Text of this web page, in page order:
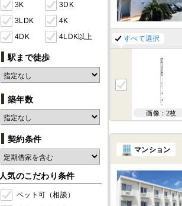
3K
3DK
3LDK
4K
4DK
4LDK以上
駅まで徒歩
築年数
契約条件
人気のこだわり条件
ペット可（相談）
すべて選択
画像：2枚
マンション